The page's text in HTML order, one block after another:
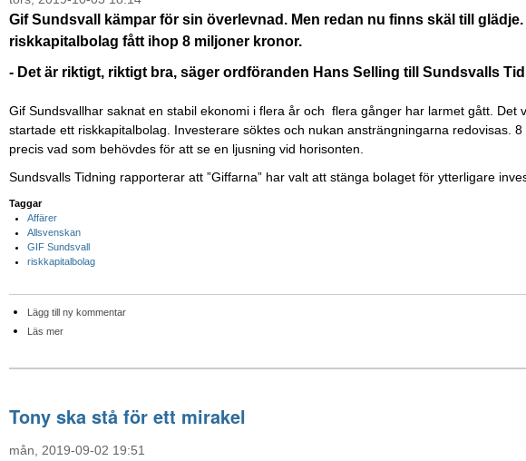
Gif Sundsvall kämpar för sin överlevnad. Men redan nu finns skäl till
riskkapitalbolag fått ihop 8 miljoner kronor.
- Det är riktigt, riktigt bra, säger ordföranden Hans Selling till Sundsvalls
Gif Sundsvallhar saknat en stabil ekonomi i flera år och flera gånger har larmet gått. Det
startade ett riskkapitalbolag. Investerare söktes och nukan ansträngningarna redovisas.
precis vad som behövdes för att se en ljusning vid horisonten.
Sundsvalls Tidning rapporterar att ”Giffarna” har valt att stänga bolaget för ytterligare
Taggar
Affärer
Allsvenskan
GIF Sundsvall
riskkapitalbolag
Lägg till ny kommentar
Läs mer
Tony ska stå för ett mirakel
mån, 2019-09-02 19:51